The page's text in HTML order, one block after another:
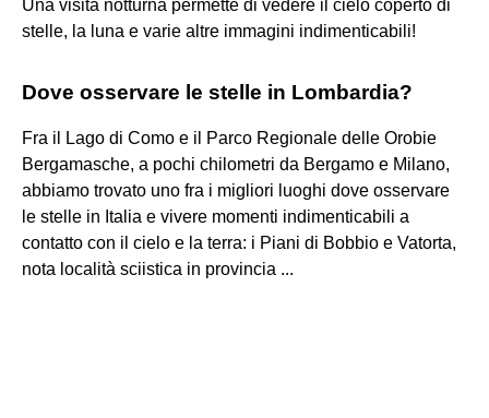
Una visita notturna permette di vedere il cielo coperto di
stelle, la luna e varie altre immagini indimenticabili!
Dove osservare le stelle in Lombardia?
Fra il Lago di Como e il Parco Regionale delle Orobie
Bergamasche, a pochi chilometri da Bergamo e Milano,
abbiamo trovato uno fra i migliori luoghi dove osservare
le stelle in Italia e vivere momenti indimenticabili a
contatto con il cielo e la terra: i Piani di Bobbio e Vatorta,
nota località sciistica in provincia ...